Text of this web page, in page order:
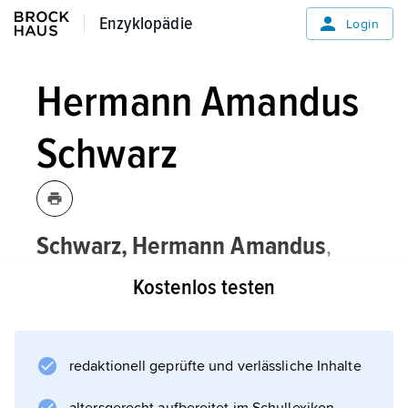
Enzyklopädie
Enzyklopädie Login
Hermann Amandus
Schwarz
Schwarz, Hermann Amandus,
Mathematiker, * Hermsdorf, bei
Waldenburg (Schlesien) 25. 1. 1843,
Schüler von
Kostenlos testen
redaktionell geprüfte und verlässliche Inhalte